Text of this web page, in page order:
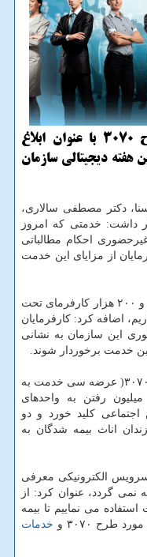
انجمن پارسیان: سومین خدمت طرح ۳۰۷۰ با عنوان ابلاغ
هفته دیجیتالی سازمان
دکتر مصطفی سالاری،
داشت: خدمتی که امروز
احکام مطالباتی
از مزایای این خدمت
وی با اشاره به اینکه بیشتر از یک میلیون و ۲۰۰ هزار کارفرمای تحت
اضافه کرد: کارفرمایان
این سازمان به نشانی
سالاری اظهار داشت: هفته گذشته طرح ۳۰۷۰( عرضه سی خدمت به
رفتن به واحدهای
اجتماعی کلید خورد و دو
اناث بیمه شدگان به
الکترونیکی معرفی
گردد، عنوان کرد: از
می نماییم تا بیمه
طرح ۳۰۷۰ و
خدمات